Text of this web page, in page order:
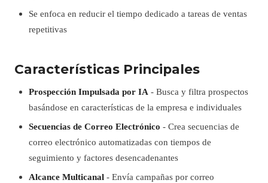
Se enfoca en reducir el tiempo dedicado a tareas de ventas
repetitivas
Características Principales
Prospección Impulsada por IA - Busca y filtra prospectos
basándose en características de la empresa e individuales
Secuencias de Correo Electrónico - Crea secuencias de
correo electrónico automatizadas con tiempos de
seguimiento y factores desencadenantes
Alcance Multicanal - Envía campañas por correo